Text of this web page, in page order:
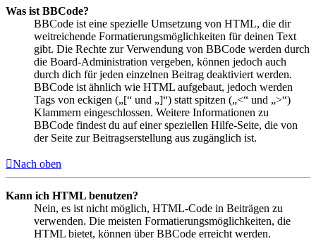
Was ist BBCode?
BBCode ist eine spezielle Umsetzung von HTML, die dir
weitreichende Formatierungsmöglichkeiten für deinen Text
gibt. Die Rechte zur Verwendung von BBCode werden durch
die Board-Administration vergeben, können jedoch auch
durch dich für jeden einzelnen Beitrag deaktiviert werden.
BBCode ist ähnlich wie HTML aufgebaut, jedoch werden
Tags von eckigen („[“ und „]“) statt spitzen („<“ und „>“)
Klammern eingeschlossen. Weitere Informationen zu
BBCode findest du auf einer speziellen Hilfe-Seite, die von
der Seite zur Beitragserstellung aus zugänglich ist.
Nach oben
Kann ich HTML benutzen?
Nein, es ist nicht möglich, HTML-Code in Beiträgen zu
verwenden. Die meisten Formatierungsmöglichkeiten, die
HTML bietet, können über BBCode erreicht werden.